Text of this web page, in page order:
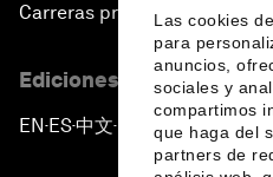
Las cookies
para
anuncios,
sociales y
compartimos
que haga del
partners de
Carreras profesionales
Ediciones en otros
EN ▪ES▪中文▪ 日本語